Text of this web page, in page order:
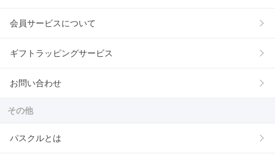
会員サービスについて
ギフトラッピングサービス
お問い合わせ
その他
パスクルとは